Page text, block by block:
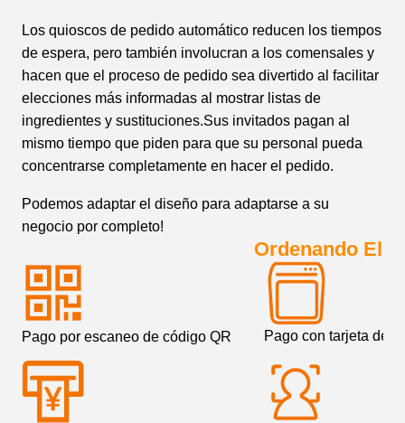
Los quioscos de pedido automático reducen los tiempos
de espera, pero también involucran a los comensales y
hacen que el proceso de pedido sea divertido al facilitar
elecciones más informadas al mostrar listas de
ingredientes y sustituciones.Sus invitados pagan al
mismo tiempo que piden para que su personal pueda
concentrarse completamente en hacer el pedido.
Podemos adaptar el diseño para adaptarse a su
negocio por completo!
Ordenando El
Pago por escaneo de código QR Pago con tarjeta de